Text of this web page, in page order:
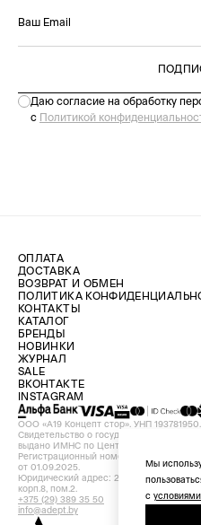
Даю согласие на обработку
с Политикой
ООО «А19 Концепт стор». УНП 193781950.
Свидетельство о государственной
выдано ИМНС по Центральному району
Регистрационный номер в Торговом
от 01.09.2025.
Юридический адрес: 220029,
корп.8, пом.2.
+375 (29) 389 35 50
info@adept.by
ОПЛАТА
ДОСТАВКА
ВОЗВРАТ И ОБМЕН
ПОЛИТИКА
КОНТАКТЫ
ВКОНТАКТЕ
INSTAGRAM
КАТАЛОГ
БРЕНДЫ
НОВИНКИ
ЖУРНАЛ
SALE
Мы
с